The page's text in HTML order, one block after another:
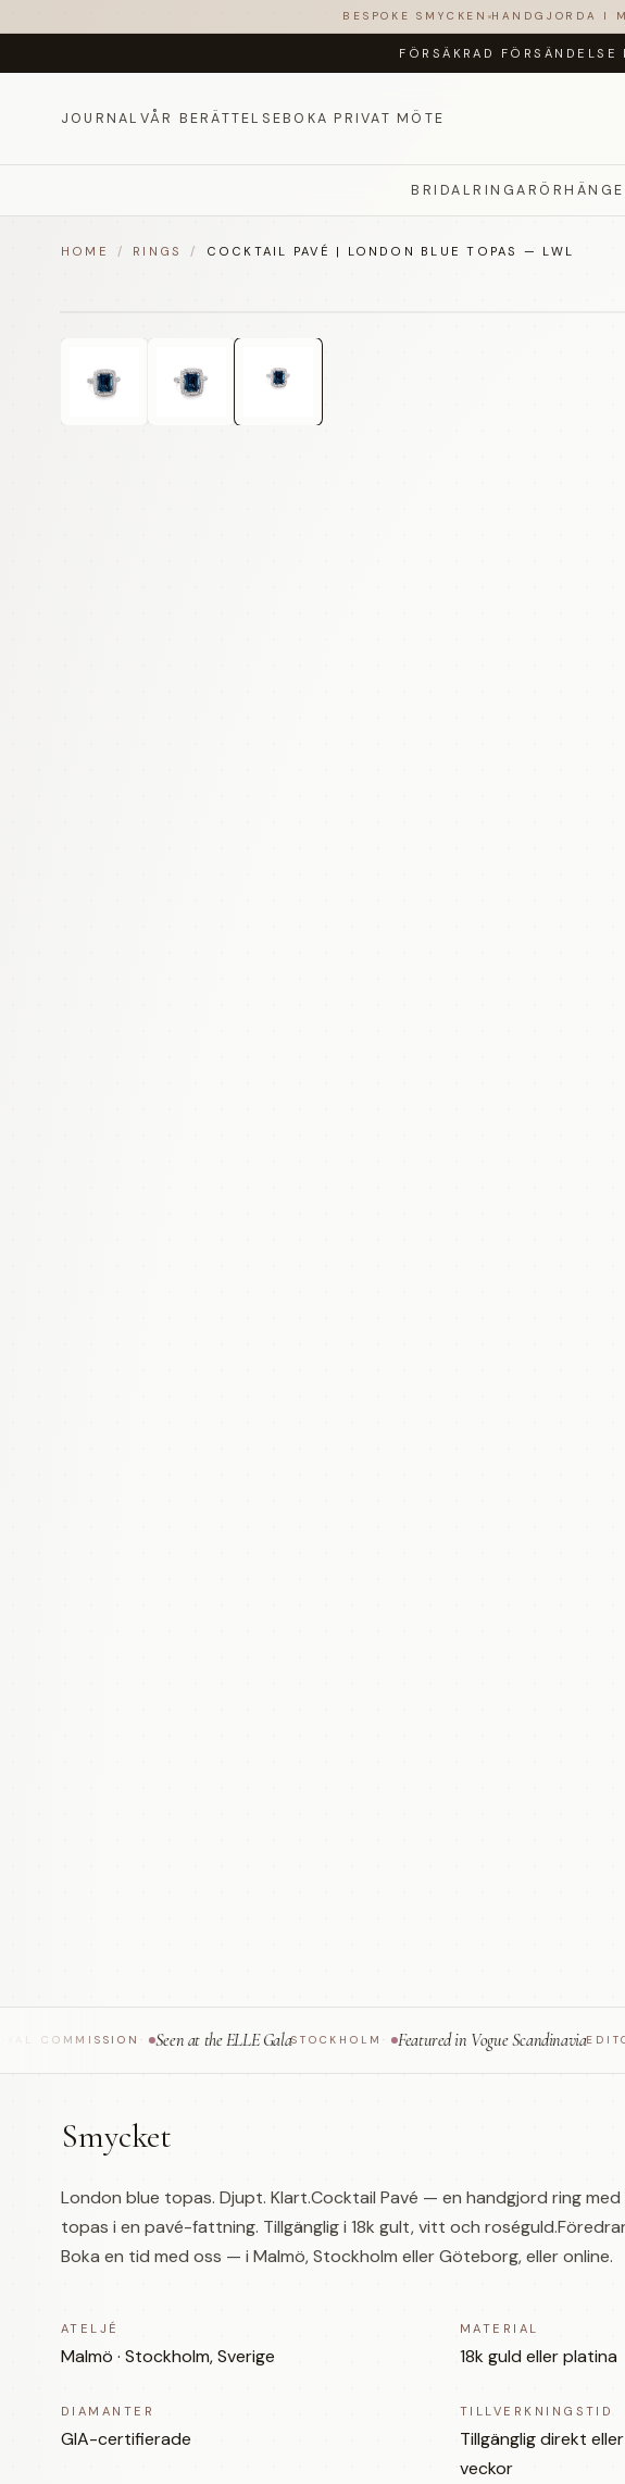
BESPOKE SMYCKEN HANDGJORDA I
FÖRSÄKRAD FÖRSÄNDELSE
JOURNAL VÅR BERÄTTELSEBOKA PRIVAT MÖTE
BRIDALRINGAR
HOME / RINGS / COCKTAIL PAVÉ | LONDON BLUE TOPAS — LWL
· Seen at the ELLE GalaSTOCKHOLM· Featured in Vogue ScandinaviaEDITORIAL·
Smycket
London blue topas. Djupt. Klart.Cocktail Pavé — en handgjord ring
topas i en pavé-fattning. Tillgänglig i 18k gult, vitt och
Boka en tid med oss — i Malmö, Stockholm eller Göteborg, eller online.
ATELJÉ
Malmö · Stockholm, Sverige
MATERIAL
18k guld eller platina
DIAMANTER
GIA-certifierade
TILLVERKNINGSTID
Tillgänglig direkt
veckor